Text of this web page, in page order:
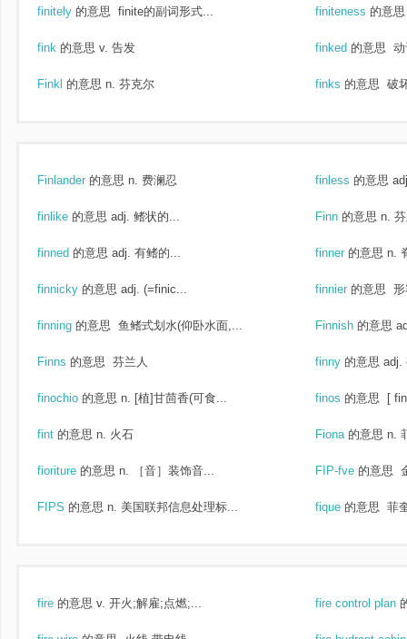
finitely 的意思 finite的副词形式... finiteness 的意思
fink 的意思 v. 告发 finked 的意思
Finkl 的意思 n. 芬克尔 finks 的意思 破
Finlander 的意思 n. 费澜忍 finless 的意思
finlike 的意思 adj. 鳍状的... Finn 的意思 n.
finned 的意思 adj. 有鳍的... finner 的意思 n.
finnicky 的意思 adj. (=finic... finnier 的意思
finning 的意思 鱼鳍式划水(仰卧水面,... Finnish 的意思
Finns 的意思 芬兰人 finny 的意思 adj.
finochio 的意思 n. [植]甘茴香(可食... finos 的意思 [
fint 的意思 n. 火石 Fiona 的意思 n.
fioriture 的意思 n. ［音］装饰音... FIP-fve 的意思
FIPS 的意思 n. 美国联邦信息处理标... fique 的意思 菲
fire 的意思 v. 开火;解雇;点燃;... fire control plan